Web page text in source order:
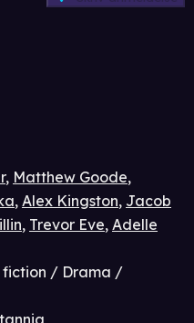
, Matthew Goode,
, Alex Kingston, Jacob
, Trevor Eve, Adelle
fiction / Drama /